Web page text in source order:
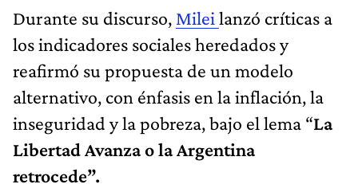
Durante su discurso, Milei lanzó críticas a
los indicadores sociales heredados y
reafirmó su propuesta de un modelo
alternativo, con énfasis en la inflación, la
inseguridad y la pobreza, bajo el lema “La
Libertad Avanza o la Argentina
retrocede”.